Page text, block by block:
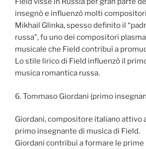
insegnò e influenzò molti
Mikhail Glinka, spesso definito il
russa”, fu uno dei compositori
musicale che Field contribuì a
Lo stile lirico di Field influenzò il
musica romantica russa.
6. Tommaso Giordani (primo
Giordani, compositore italiano attivo
primo insegnante di musica di Field.
Giordani contribuì a formare le prime